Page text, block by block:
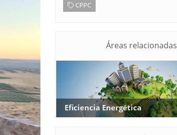
CPPC
Áreas relacionadas
Eficiencia Energética